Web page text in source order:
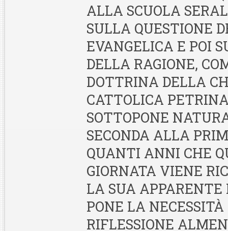
ALLA SCUOLA
SULLA QUESTIONE
EVANGELICA E POI
DELLA RAGIONE,
DOTTRINA DELLA
CATTOLICA
SOTTOPONE
SECONDA ALLA
QUANTI ANNI CHE
GIORNATA VIENE
LA SUA
PONE LA
RIFLESSIONE